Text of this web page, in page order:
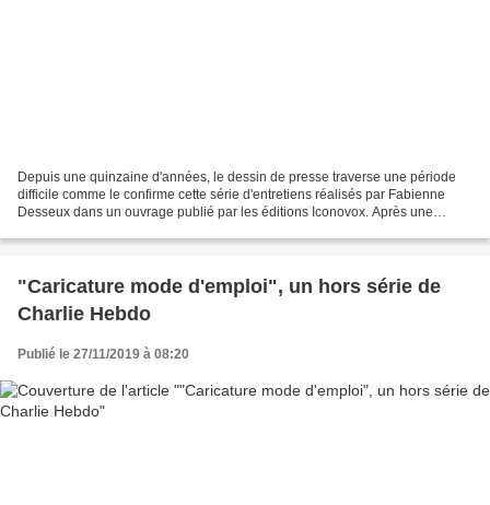
Depuis une quinzaine d'années, le dessin de presse traverse une période
difficile comme le confirme cette série d'entretiens réalisés par Fabienne
Desseux dans un ouvrage publié par les éditions Iconovox. Après une
"Caricature mode d'emploi", un hors série de
Charlie Hebdo
Publié le 27/11/2019 à 08:20